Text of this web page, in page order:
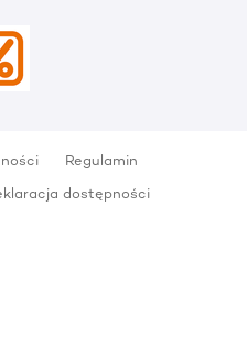
Regulamin
dostępności